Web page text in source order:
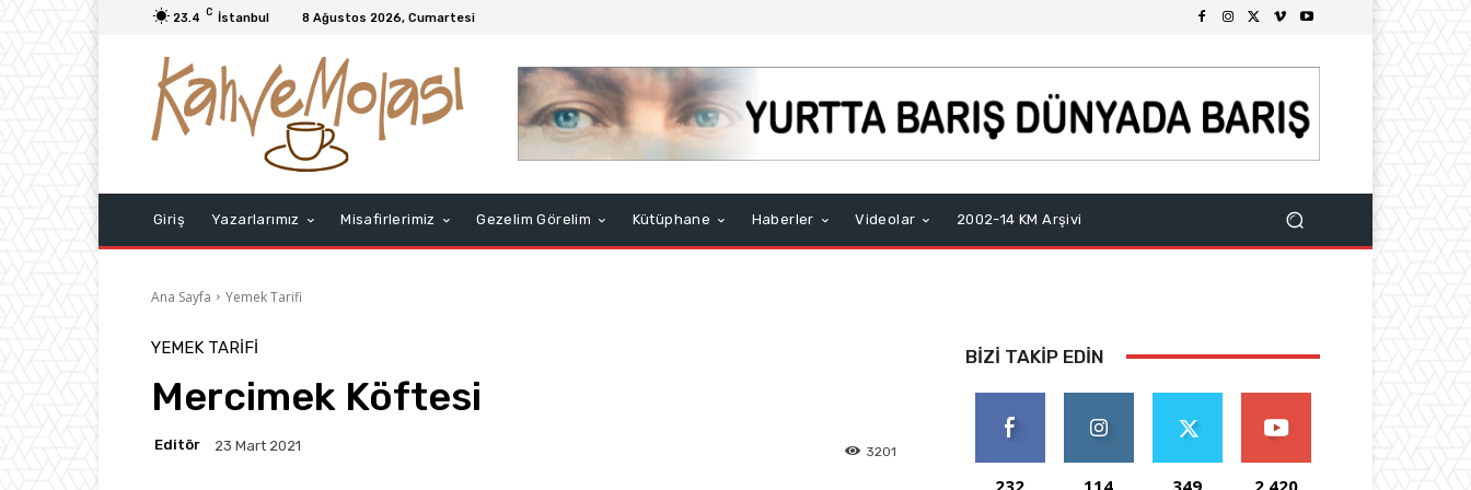
23.4 C İstanbul 8 Ağustos 2026, Cumartesi
Giriş Yazarlarımız Misafirlerimiz Gezelim Görelim Kütüphane Haberler Videolar 2002-14 KM Arşivi
Ana Sayfa Yemek Tarifi
YEMEK TARIFI
Mercimek Köftesi
Editör 23 Mart 2021 3201
BIZI TAKIP EDIN
232 114 349 2,420